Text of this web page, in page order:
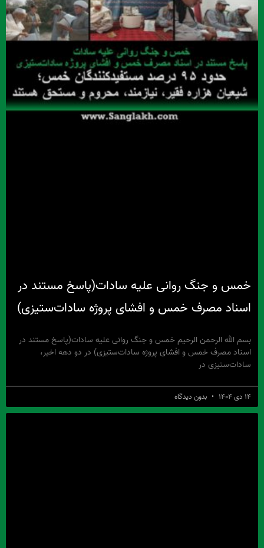
خمس و جنگ روانی علیه سادات(پاسخ مستند در
اسناد مصرف خمس و افشای پروژه سادات‌ستیزی)
بسم الله الرحمن الرحیم خمس و جنگ روانی علیه سادات(پاسخ مستند در
اسناد مصرف خمس و افشای پروژه سادات‌ستیزی) در دو دهه اخیر،
سادات‌ستیزی در
۱۴ دی ۱۴۰۴ بدون دیدگاه